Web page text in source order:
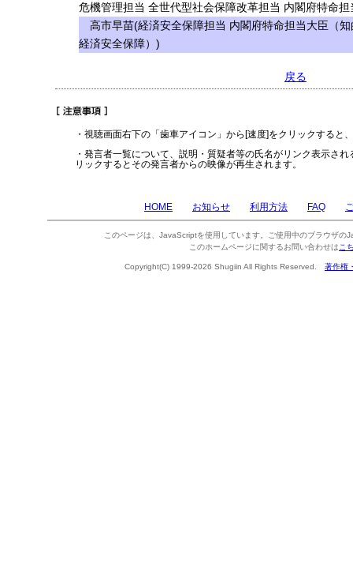
危機管理担当 全世代型社会保障改革担当 内閣府特命
高市早苗(経済安全保障担当 内閣府特命担当大臣（
経済安全保障）)
戻る
・視聴画面右下の「歯車アイコン」から[速度]をクリックすると
・発言者一覧について、説明・質疑者等の氏名がリンク表示さ
リックするとその発言者からの映像が再生されます。
HOME お知らせ 利用方法 FAQ
このページは、JavaScriptを使用しています。ご使用中のブラウザの
このホームページに関するお問い合わせは こ
Copyright(C) 1999-2026 Shugiin All Rights Reserved. 著作権